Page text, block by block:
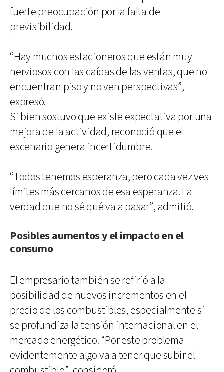
fuerte preocupación por la falta de
previsibilidad.
“Hay muchos estacioneros que están muy
nerviosos con las caídas de las ventas, que no
encuentran piso y no ven perspectivas”,
expresó.
Si bien sostuvo que existe expectativa por una
mejora de la actividad, reconoció que el
escenario genera incertidumbre.
“Todos tenemos esperanza, pero cada vez ves
límites más cercanos de esa esperanza. La
verdad que no sé qué va a pasar”, admitió.
Posibles aumentos y el impacto en el
consumo
El empresario también se refirió a la
posibilidad de nuevos incrementos en el
precio de los combustibles, especialmente si
se profundiza la tensión internacional en el
mercado energético. “Por este problema
evidentemente algo va a tener que subir el